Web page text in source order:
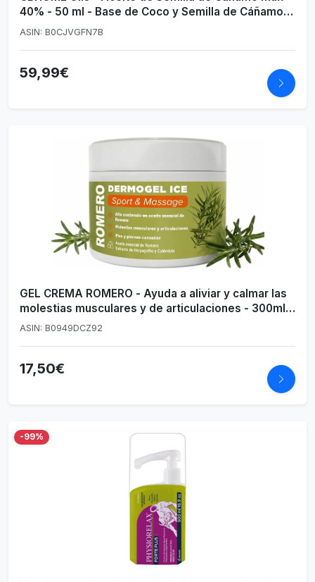
40% - 50 ml - Base de Coco y Semilla de Cáñamo
Ecológico - Prensado en Frío - Sin Aditivos ni
ASIN: B0CJVGFN7B
59,99€
GEL CREMA ROMERO - Ayuda a aliviar y calmar las
molestias musculares y de articulaciones - 300ml -
Alto contenido en aceite esencial de Romero y
ASIN: B0949DCZ92
17,50€
-99%